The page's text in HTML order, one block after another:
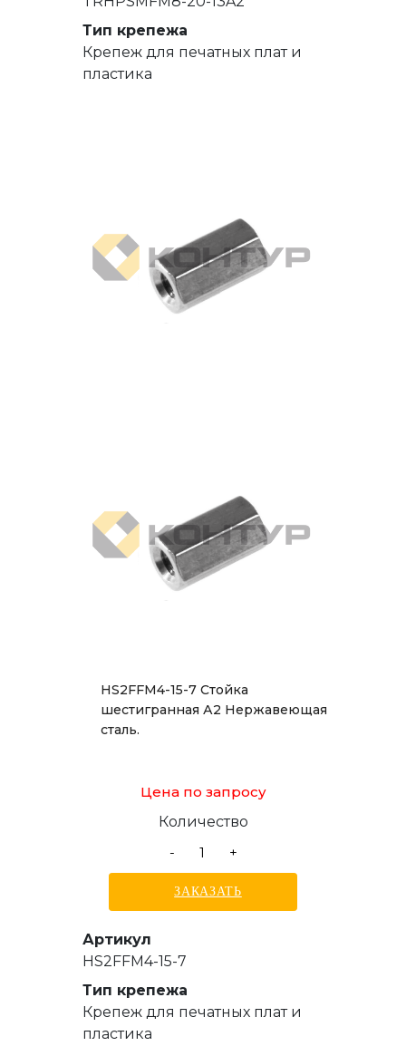
Тип крепежа
Крепеж для печатных плат и
пластика
HS2FFM4-15-7 Стойка
шестигранная А2 Нержавеющая
сталь.
Цена по запросу
Количество
-
+
ЗАКАЗАТЬ
Артикул
HS2FFM4-15-7
Тип крепежа
Крепеж для печатных плат и
пластика